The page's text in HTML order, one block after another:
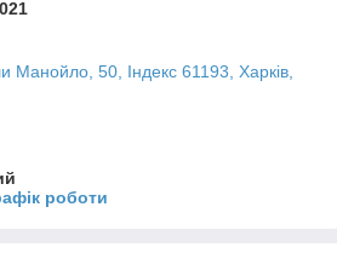
Манойло, 50, Індекс 61193, Харків,
роботи